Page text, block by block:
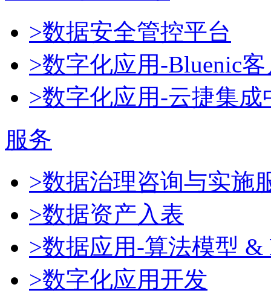
>数据安全管控平台
>数字化应用-Bluenic
>数字化应用-云捷集成
服务
>数据治理咨询与实施
>数据资产入表
>数据应用-算法模型 &
>数字化应用开发